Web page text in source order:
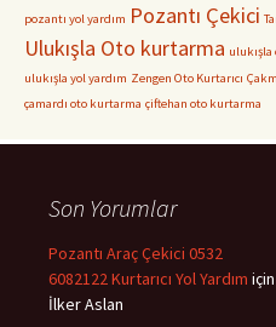
pozantı yol yardım Pozantı Çekici
Ulukışla Oto kurtarma ulukışla
ulukışla yol yardım Zengen Oto Kurtarıcı
çamardı oto kurtarma çiftehan oto kurtarma
Son Yorumlar
Pozantı Araç Çekici 0532
6082122 Kurtarıcı Yol Yardım için
İlker Aslan